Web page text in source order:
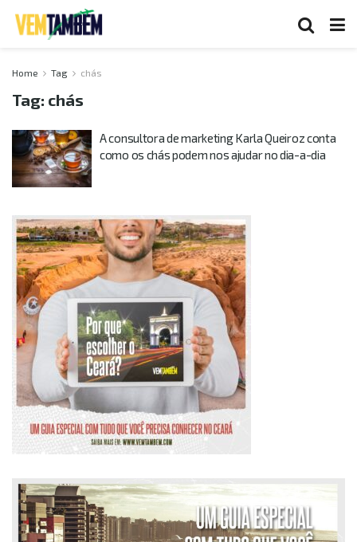
Home Tag chás
Tag: chás
A consultora de marketing Karla Queiroz conta
como os chás podem nos ajudar no dia-a-dia